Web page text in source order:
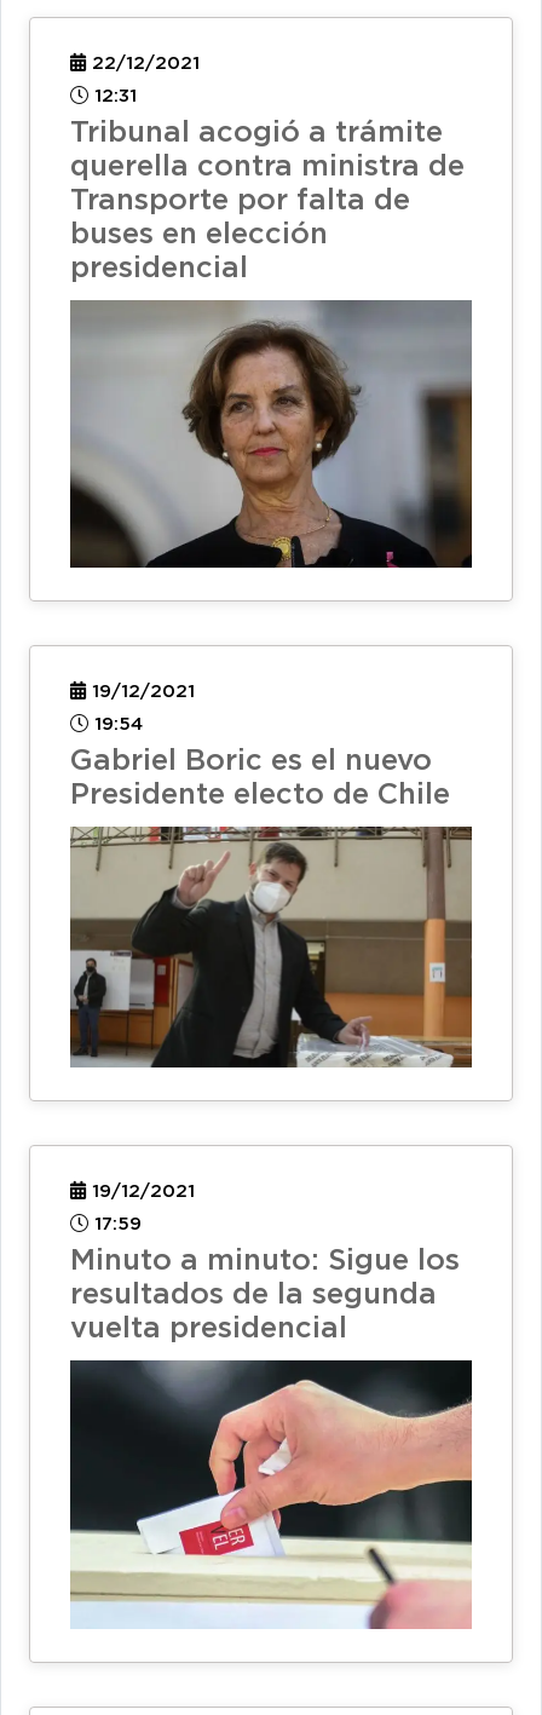
22/12/2021
12:31
Tribunal acogió a trámite
querella contra ministra de
Transporte por falta de
buses en elección
presidencial
19/12/2021
19:54
Gabriel Boric es el nuevo
Presidente electo de Chile
19/12/2021
17:59
Minuto a minuto: Sigue los
resultados de la segunda
vuelta presidencial